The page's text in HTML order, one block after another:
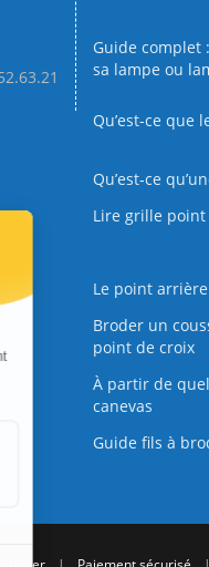
Guide complet
sa lampe ou
Qu’est-ce que
Qu’est‑ce
Lire grille
Le point
Broder un
point de croix
À partir de
canevas
Guide fils à